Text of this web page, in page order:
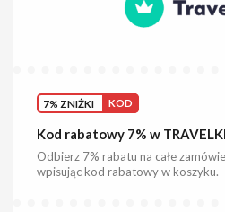
7% ZNIŻKI KOD
Kod rabatowy 7% w
Odbierz 7% rabatu na całe
wpisując kod rabatowy w koszyku.